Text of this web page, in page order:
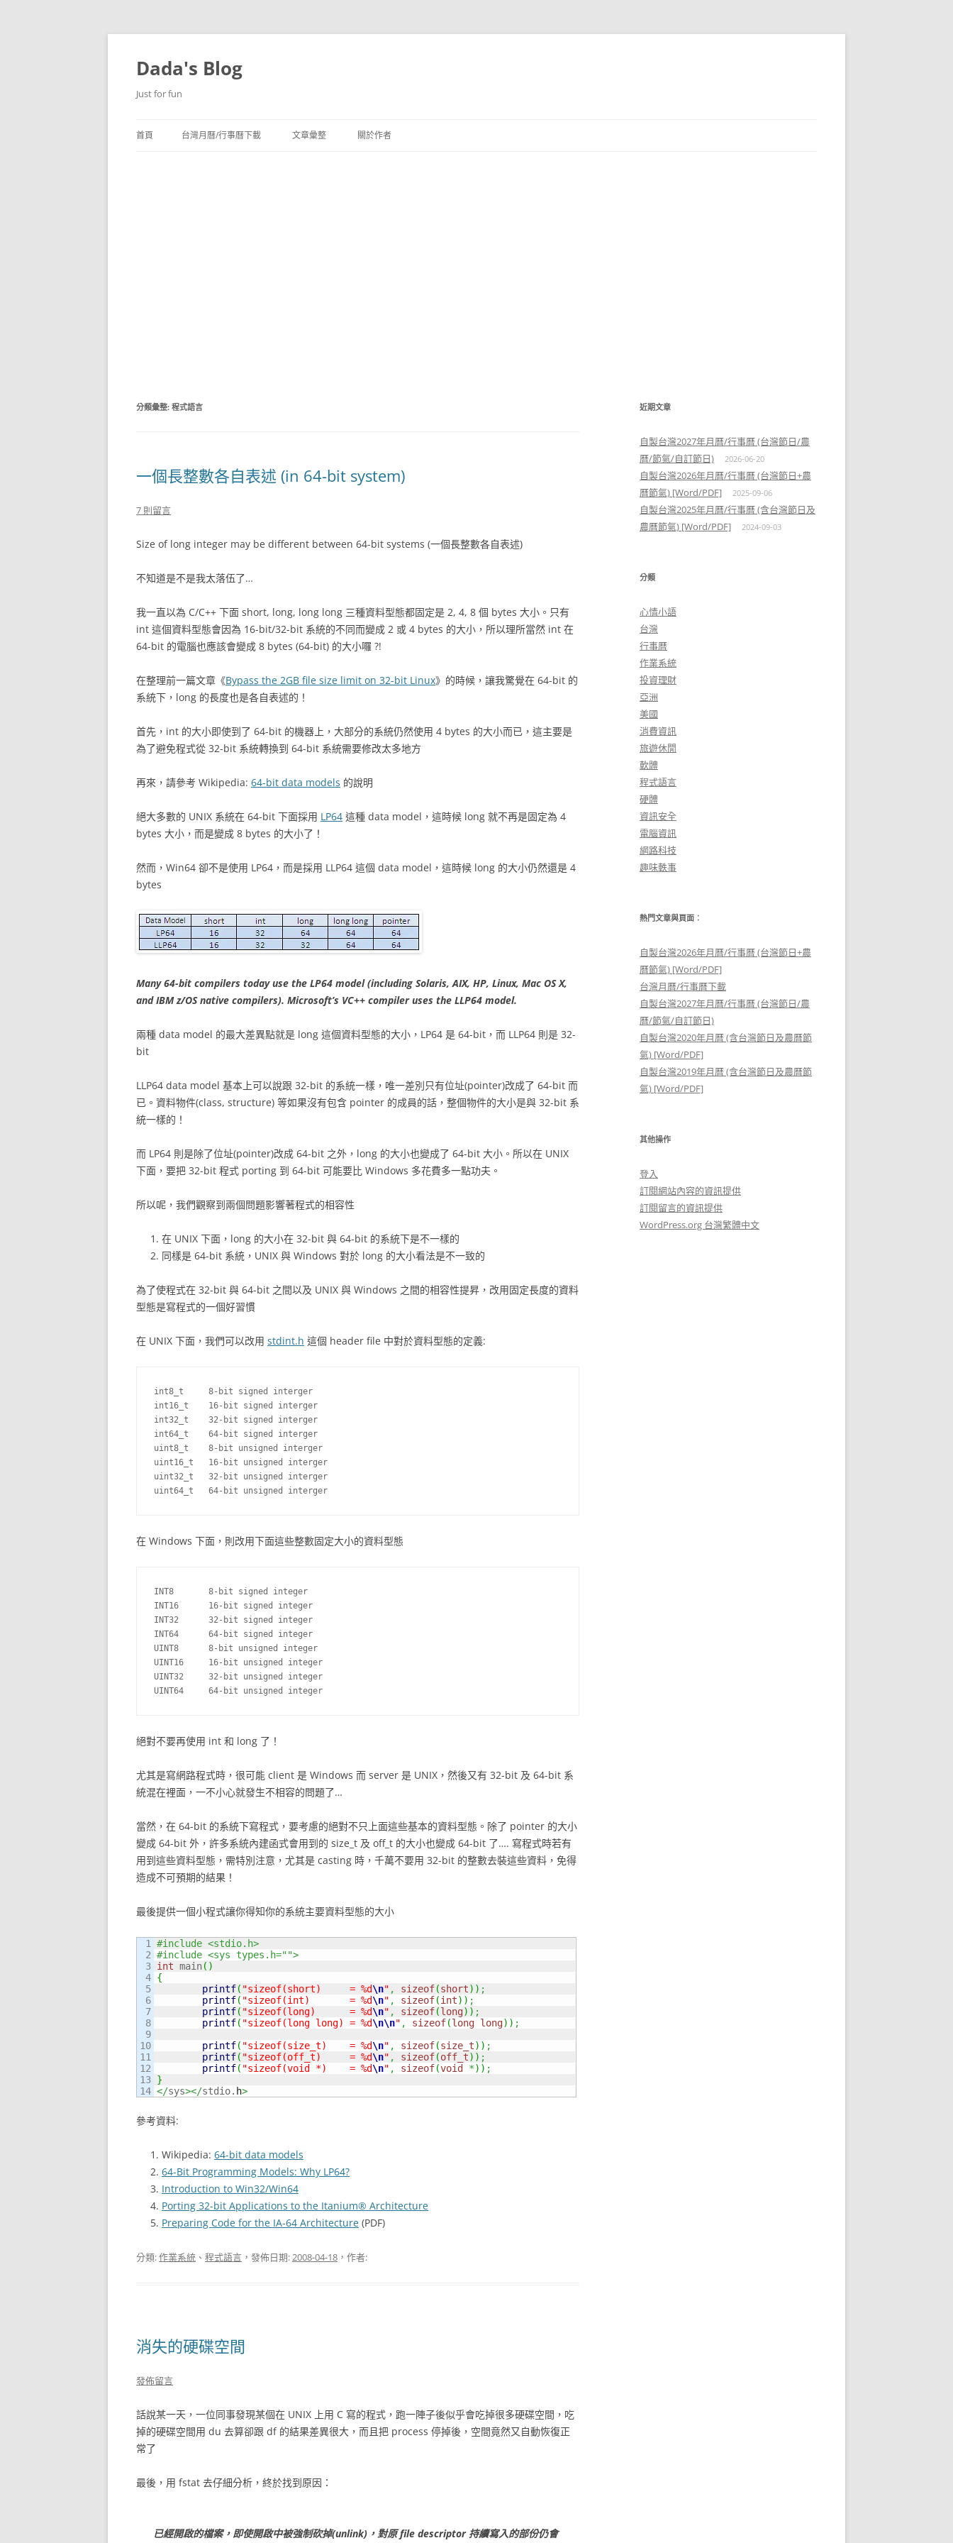
跳
要
內
容
Dada's Blog
Just for fun
首頁 台灣月曆/行事曆下載 文章彙整 關於作者
分類彙整: 程式語言
一個長整數各自表述 (in 64-bit system)
7 則留言
Size of long integer may be different between 64-bit systems (一個長整數各自表述)
不知道是不是我太落伍了…
我一直以為 C/C++ 下面 short, long, long long 三種資料型態都固定是 2, 4, 8 個 bytes 大小。只有
int 這個資料型態會因為 16-bit/32-bit 系統的不同而變成 2 或 4 bytes 的大小，所以理所當然 int 在
64-bit 的電腦也應該會變成 8 bytes (64-bit) 的大小囉 ?!
在整理前一篇文章《Bypass the 2GB file size limit on 32-bit Linux》的時候，讓我驚覺在 64-bit 的
系統下，long 的長度也是各自表述的！
首先，int 的大小即使到了 64-bit 的機器上，大部分的系統仍然使用 4 bytes 的大小而已，這主要是
為了避免程式從 32-bit 系統轉換到 64-bit 系統需要修改太多地方
再來，請參考 Wikipedia: 64-bit data models 的說明
絕大多數的 UNIX 系統在 64-bit 下面採用 LP64 這種 data model，這時候 long 就不再是固定為 4
bytes 大小，而是變成 8 bytes 的大小了！
然而，Win64 卻不是使用 LP64，而是採用 LLP64 這個 data model，這時候 long 的大小仍然還是 4
bytes
Many 64-bit compilers today use the LP64 model (including Solaris, AIX, HP, Linux, Mac OS X,
and IBM z/OS native compilers). Microsoft’s VC++ compiler uses the LLP64 model.
兩種 data model 的最大差異點就是 long 這個資料型態的大小，LP64 是 64-bit，而 LLP64 則是 32-
bit
LLP64 data model 基本上可以說跟 32-bit 的系統一樣，唯一差別只有位址(pointer)改成了 64-bit 而
已。資料物件(class, structure) 等如果沒有包含 pointer 的成員的話，整個物件的大小是與 32-bit 系
統一樣的！
而 LP64 則是除了位址(pointer)改成 64-bit 之外，long 的大小也變成了 64-bit 大小。所以在 UNIX
下面，要把 32-bit 程式 porting 到 64-bit 可能要比 Windows 多花費多一點功夫。
所以呢，我們觀察到兩個問題影響著程式的相容性
在 UNIX 下面，long 的大小在 32-bit 與 64-bit 的系統下是不一樣的
同樣是 64-bit 系統，UNIX 與 Windows 對於 long 的大小看法是不一致的
為了使程式在 32-bit 與 64-bit 之間以及 UNIX 與 Windows 之間的相容性提昇，改用固定長度的資料
型態是寫程式的一個好習慣
在 UNIX 下面，我們可以改用 stdint.h 這個 header file 中對於資料型態的定義:
int8_t     8-bit signed interger
int16_t    16-bit signed interger
int32_t    32-bit signed interger
int64_t    64-bit signed interger
uint8_t    8-bit unsigned interger
uint16_t   16-bit unsigned interger
uint32_t   32-bit unsigned interger
在 Windows 下面，則改用下面這些整數固定大小的資料型態
INT8       8-bit signed integer
INT16      16-bit signed integer
INT32      32-bit signed integer
INT64      64-bit signed integer
UINT8      8-bit unsigned integer
UINT16     16-bit unsigned integer
UINT32     32-bit unsigned integer
絕對不要再使用 int 和 long 了！
尤其是寫網路程式時，很可能 client 是 Windows 而 server 是 UNIX，然後又有 32-bit 及 64-bit 系
統混在裡面，一不小心就發生不相容的問題了…
當然，在 64-bit 的系統下寫程式，要考慮的絕對不只上面這些基本的資料型態。除了 pointer 的大小
變成 64-bit 外，許多系統內建函式會用到的 size_t 及 off_t 的大小也變成 64-bit 了…. 寫程式時若有
用到這些資料型態，需特別注意，尤其是 casting 時，千萬不要用 32-bit 的整數去裝這些資料，免得
造成不可預期的結果！
最後提供一個小程式讓你得知你的系統主要資料型態的大小
1
2
3
4
5
6
7
8
9
10
11
12
13
#include <stdio.h>
#include <sys types.h="">
int main( )
{
printf( "sizeof(short)     = %d\n" , sizeof(short) ) ;
printf( "sizeof(int)       = %d\n" , sizeof(int) ) ;
printf( "sizeof(long)      = %d\n" , sizeof(long) ) ;
printf( "sizeof(long long) = %d\n\n" , sizeof(long long) ) ;
printf( "sizeof(size_t)    = %d\n" , sizeof(size_t) ) ;
printf( "sizeof(off_t)     = %d\n" , sizeof(off_t) ) ;
printf( "sizeof(void *)    = %d\n" , sizeof(void *) ) ;
}
</sys></stdio. h>
參考資料:
Wikipedia: 64-bit data models
64-Bit Programming Models: Why LP64?
Introduction to Win32/Win64
Porting 32-bit Applications to the Itanium® Architecture
Preparing Code for the IA-64 Architecture (PDF)
分類:作業系統 、 程式語言 ，發佈日期:2008-04-18 ，作者:
消失的硬碟空間
發佈留言
話說某一天，一位同事發現某個在 UNIX 上用 C 寫的程式，跑一陣子後似乎會吃掉很多硬碟空間，吃
掉的硬碟空間用 du 去算卻跟 df 的結果差異很大，而且把 process 停掉後，空間竟然又自動恢復正
常了
最後，用 fstat 去仔細分析，終於找到原因：
已經開啟的檔案，即使開啟中被強制砍掉(unlink)，對原 file descriptor 持續寫入的部份仍會
近期文章
自製台灣2027年月曆/行事曆 (台灣節日/農
曆/節氣/自訂節日)
2026-06-20
自製台灣2026年月曆/行事曆 (台灣節日+農
曆節氣) [Word/PDF]
2025-09-06
自製台灣2025年月曆/行事曆 (含台灣節日及
農曆節氣) [Word/PDF]
2024-09-03
分類
心情小語
台灣
行事曆
作業系統
投資理財
亞洲
美國
消費資訊
旅遊休閒
軟體
程式語言
硬體
資訊安全
電腦資訊
網路科技
趣味軼事
熱門文章與頁面︰
自製台灣2026年月曆/行事曆 (台灣節日+農
曆節氣) [Word/PDF]
台灣月曆/行事曆下載
自製台灣2027年月曆/行事曆 (台灣節日/農
曆/節氣/自訂節日)
自製台灣2020年月曆 (含台灣節日及農曆節
氣) [Word/PDF]
自製台灣2019年月曆 (含台灣節日及農曆節
氣) [Word/PDF]
其他操作
登入
訂閱網站內容的資訊提供
訂閱留言的資訊提供
WordPress.org 台灣繁體中文